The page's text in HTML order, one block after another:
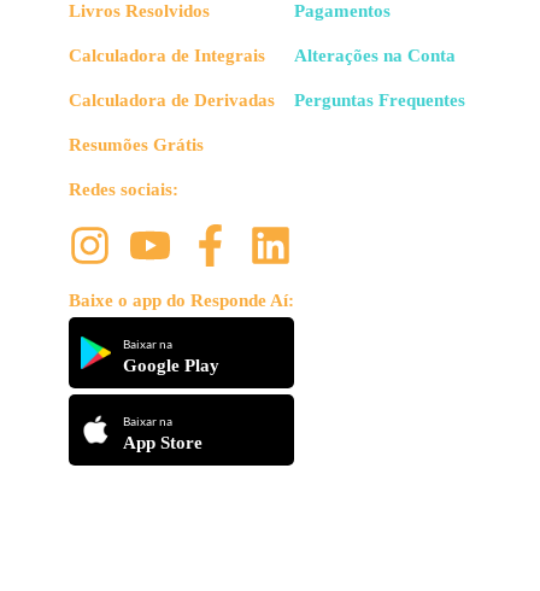
Livros Resolvidos
Calculadora de Integrais
Calculadora de Derivadas
Resumões Grátis
Redes sociais:
Baixe o app do Responde Aí:
Baixar na
Google Play
Baixar na
App Store
Pagamentos
Alterações na Conta
Perguntas Frequentes